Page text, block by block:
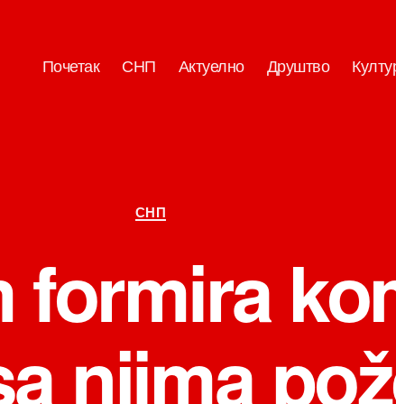
Почетак СНП Актуелно Друштво
Категорије
СНП
formira
njima